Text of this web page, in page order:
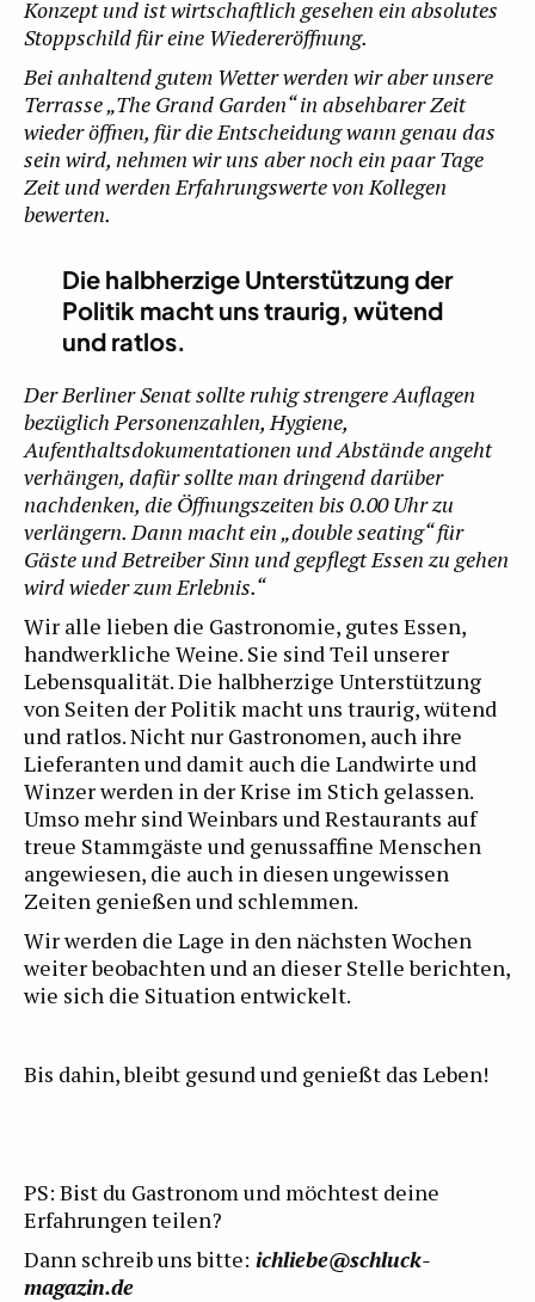
Konzept und ist wirtschaftlich gesehen ein absolutes
Stoppschild für eine Wiedereröffnung.
Bei anhaltend gutem Wetter werden wir aber unsere
Terrasse „The Grand Garden“ in absehbarer Zeit
wieder öffnen, für die Entscheidung wann genau das
sein wird, nehmen wir uns aber noch ein paar Tage
Zeit und werden Erfahrungswerte von Kollegen
bewerten.
Die halbherzige Unterstützung der
Politik macht uns traurig, wütend
und ratlos.
Der Berliner Senat sollte ruhig strengere Auflagen
bezüglich Personenzahlen, Hygiene,
Aufenthaltsdokumentationen und Abstände angeht
verhängen, dafür sollte man dringend darüber
nachdenken, die Öffnungszeiten bis 0.00 Uhr zu
verlängern. Dann macht ein „double seating“ für
Gäste und Betreiber Sinn und gepflegt Essen zu gehen
wird wieder zum Erlebnis.“
Wir alle lieben die Gastronomie, gutes Essen,
handwerkliche Weine. Sie sind Teil unserer
Lebensqualität. Die halbherzige Unterstützung
von Seiten der Politik macht uns traurig, wütend
und ratlos. Nicht nur Gastronomen, auch ihre
Lieferanten und damit auch die Landwirte und
Winzer werden in der Krise im Stich gelassen.
Umso mehr sind Weinbars und Restaurants auf
treue Stammgäste und genussaffine Menschen
angewiesen, die auch in diesen ungewissen
Zeiten genießen und schlemmen.
Wir werden die Lage in den nächsten Wochen
weiter beobachten und an dieser Stelle berichten,
wie sich die Situation entwickelt.
Bis dahin, bleibt gesund und genießt das Leben!
PS: Bist du Gastronom und möchtest deine
Erfahrungen teilen?
Dann schreib uns bitte: ichliebe@schluck-
magazin.de